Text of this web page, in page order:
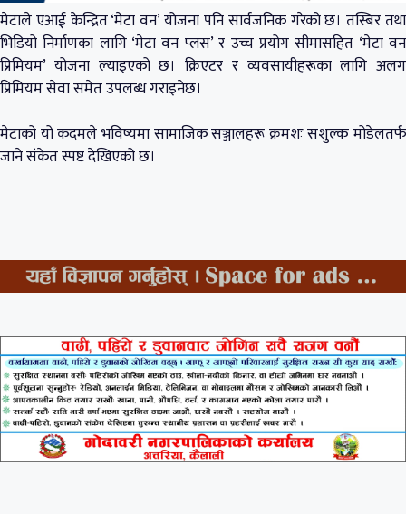
मेटाले एआई केन्द्रित ‘मेटा वन’ योजना पनि सार्वजनिक गरेको छ। तस्बिर तथा
भिडियो निर्माणका लागि ‘मेटा वन प्लस’ र उच्च प्रयोग सीमासहित ‘मेटा वन
प्रिमियम’ योजना ल्याइएको छ। क्रिएटर र व्यवसायीहरूका लागि अलग
प्रिमियम सेवा समेत उपलब्ध गराइनेछ।
मेटाको यो कदमले भविष्यमा सामाजिक सञ्जालहरू क्रमशः सशुल्क मोडेलतर्फ
जाने संकेत स्पष्ट देखिएको छ।